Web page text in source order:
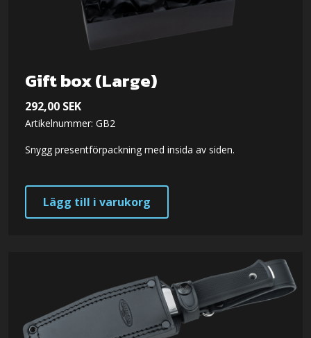
Gift box (Large)
292,00 SEK
Artikelnummer: GB2
Snygg presentförpackning med insida av siden.
Lägg till i varukorg